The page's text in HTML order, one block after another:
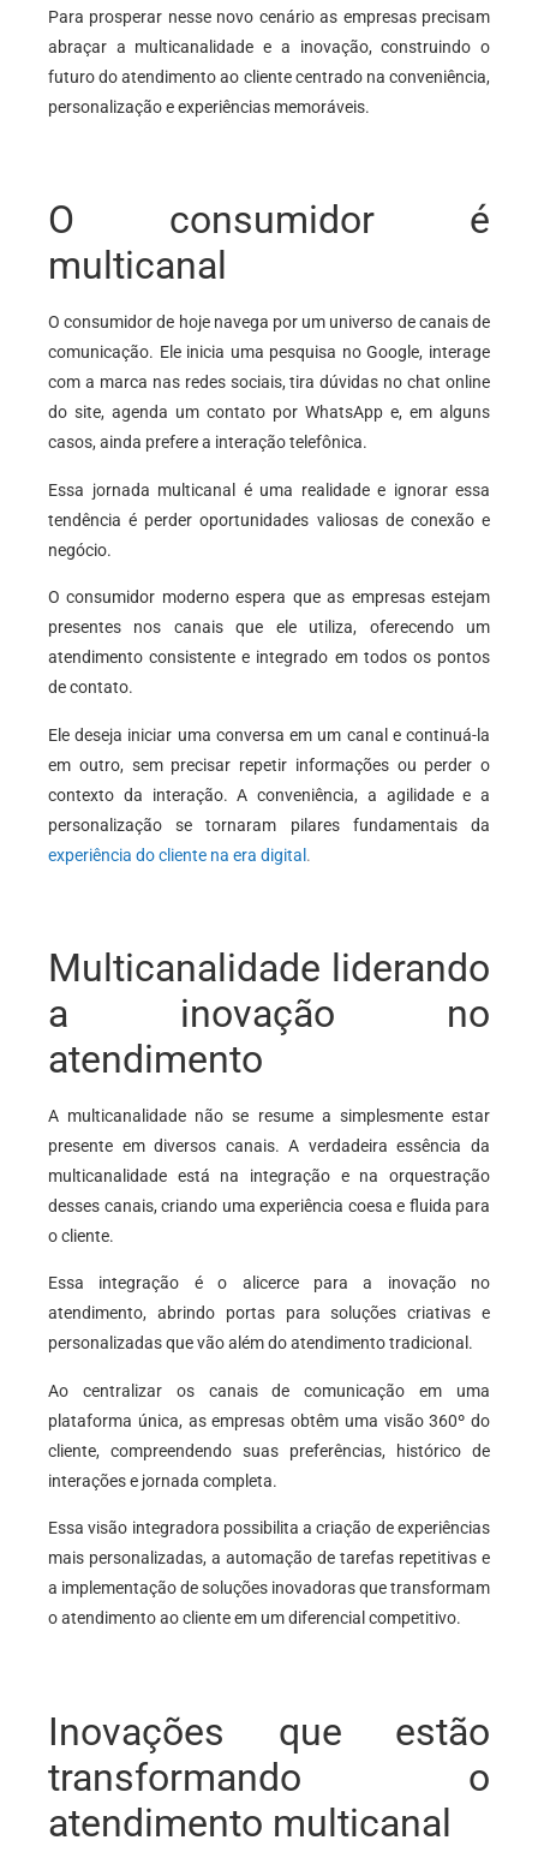
Para prosperar nesse novo cenário as empresas precisam
abraçar a multicanalidade e a inovação, construindo o
futuro do atendimento ao cliente centrado na conveniência,
personalização e experiências memoráveis.
O consumidor é
multicanal
O consumidor de hoje navega por um universo de canais de
comunicação. Ele inicia uma pesquisa no Google, interage
com a marca nas redes sociais, tira dúvidas no chat online
do site, agenda um contato por WhatsApp e, em alguns
casos, ainda prefere a interação telefônica.
Essa jornada multicanal é uma realidade e ignorar essa
tendência é perder oportunidades valiosas de conexão e
negócio.
O consumidor moderno espera que as empresas estejam
presentes nos canais que ele utiliza, oferecendo um
atendimento consistente e integrado em todos os pontos
de contato.
Ele deseja iniciar uma conversa em um canal e continuá-la
em outro, sem precisar repetir informações ou perder o
contexto da interação. A conveniência, a agilidade e a
personalização se tornaram pilares fundamentais da
experiência do cliente na era digital.
Multicanalidade liderando
a inovação no
atendimento
A multicanalidade não se resume a simplesmente estar
presente em diversos canais. A verdadeira essência da
multicanalidade está na integração e na orquestração
desses canais, criando uma experiência coesa e fluida para
o cliente.
Essa integração é o alicerce para a inovação no
atendimento, abrindo portas para soluções criativas e
personalizadas que vão além do atendimento tradicional.
Ao centralizar os canais de comunicação em uma
plataforma única, as empresas obtêm uma visão 360º do
cliente, compreendendo suas preferências, histórico de
interações e jornada completa.
Essa visão integradora possibilita a criação de experiências
mais personalizadas, a automação de tarefas repetitivas e
a implementação de soluções inovadoras que transformam
o atendimento ao cliente em um diferencial competitivo.
Inovações que estão
transformando o
atendimento multicanal